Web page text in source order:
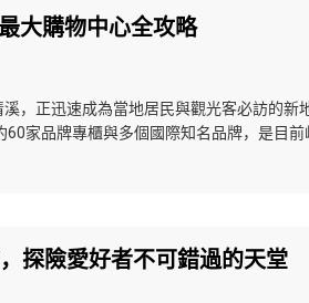
大購物中心全攻略
，正迅速成為當地居民與觀光客必訪的新
家品牌專櫃與多個國際知名品牌，是目前
探險愛好者不可錯過的天堂